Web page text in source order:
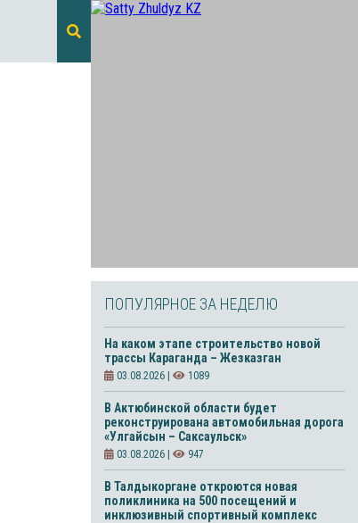
ПОПУЛЯРНОЕ ЗА НЕДЕЛЮ
На каком этапе строительство новой
трассы Караганда – Жезказган
03.08.2026 | 1089
В Актюбинской области будет
реконструирована автомобильная дорога
«Улгайсын – Саксаульск»
03.08.2026 | 947
В Талдыкоргане откроются новая
поликлиника на 500 посещений и
инклюзивный спортивный комплекс